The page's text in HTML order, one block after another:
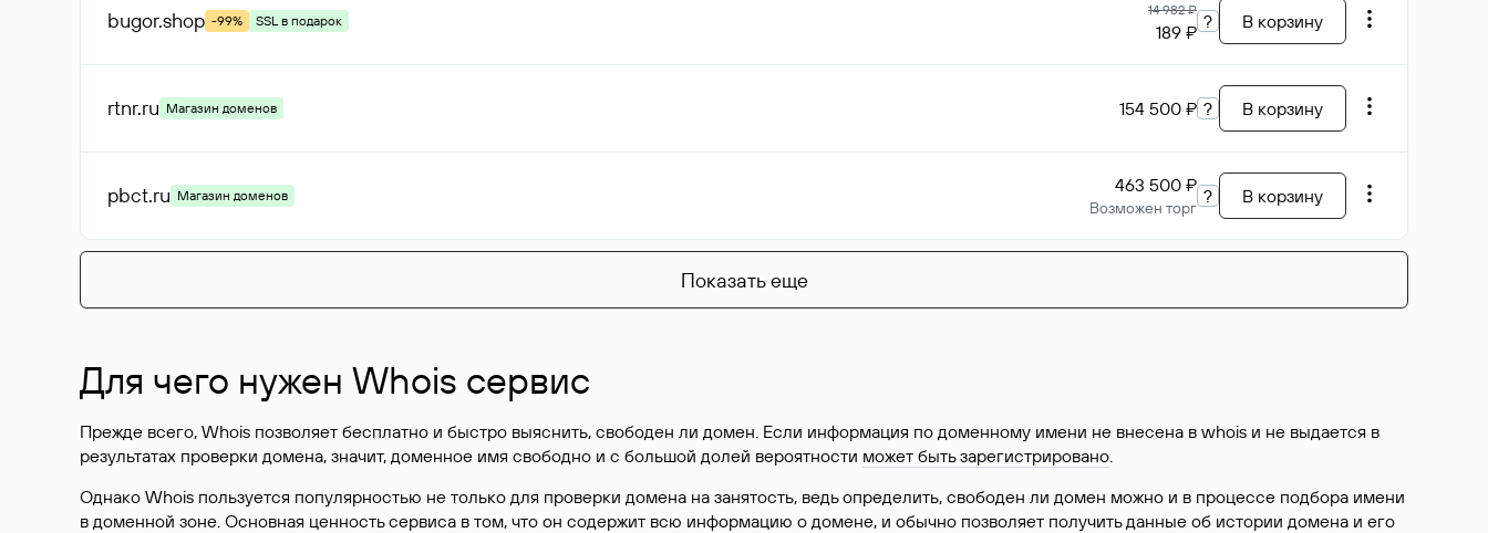
bugor.shop -99% SSL в подарок
14 982 ₽
189 ₽ ? В корзину
rtnr.ru Магазин доменов 154 500 ₽ ? В корзину
pbct.ru Магазин доменов 463 500 ₽
Возможен торг
? В корзину
Показать еще
Для чего нужен Whois сервис
Прежде всего, Whois позволяет бесплатно и быстро выяснить, свободен ли домен. Если информация по доменному имени не внесена в whois и не выдается в
результатах проверки домена, значит, доменное имя свободно и с большой долей вероятности может быть зарегистрировано.
Однако Whois пользуется популярностью не только для проверки домена на занятость, ведь определить, свободен ли домен можно и в процессе подбора имени
в доменной зоне. Основная ценность сервиса в том, что он содержит всю информацию о домене, и обычно позволяет получить данные об истории домена и его